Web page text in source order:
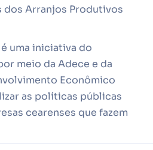
dos Arranjos Produtivos
uma iniciativa do
meio da Adece e da
Econômico
as políticas públicas
cearenses que fazem